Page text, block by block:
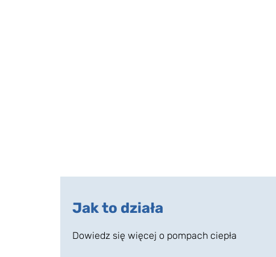
Jak to działa
Dowiedz się więcej o pompach ciepła